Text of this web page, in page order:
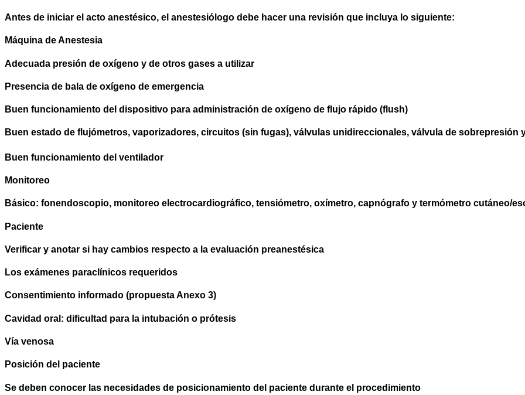
Antes de iniciar el acto anestésico, el anestesiólogo debe hacer una revisión que incluya lo siguiente:
Máquina de Anestesia
Adecuada presión de oxígeno y de otros gases a utilizar
Presencia de bala de oxígeno de emergencia
Buen funcionamiento del dispositivo para administración de oxígeno de flujo rápido (flush)
Buen estado de flujómetros, vaporizadores, circuitos (sin fugas), válvulas unidireccionales, válvula de sobrepresión
Buen funcionamiento del ventilador
Monitoreo
Básico: fonendoscopio, monitoreo electrocardiográfico, tensiómetro, oxímetro, capnógrafo y termómetro cutáneo/
Paciente
Verificar y anotar si hay cambios respecto a la evaluación preanestésica
Los exámenes paraclínicos requeridos
Consentimiento informado (propuesta Anexo 3)
Cavidad oral: dificultad para la intubación o prótesis
Vía venosa
Posición del paciente
Se deben conocer las necesidades de posicionamiento del paciente durante el procedimiento